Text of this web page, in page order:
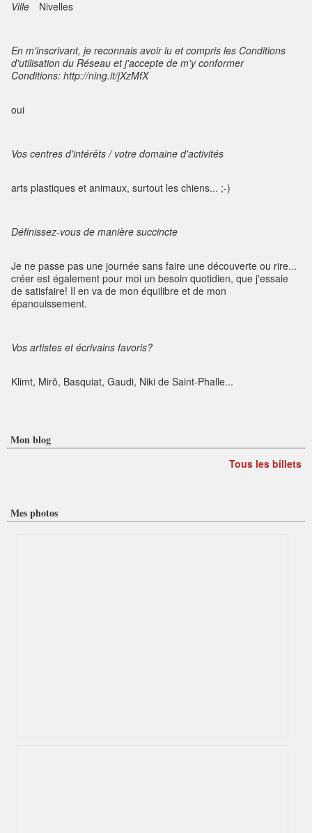
Ville Nivelles
En m'inscrivant, je reconnais avoir lu et compris les Conditions
d'utilisation du Réseau et j'accepte de m'y conformer
Conditions: http://ning.it/jXzMfX
oui
Vos centres d'intérêts / votre domaine d'activités
arts plastiques et animaux, surtout les chiens... ;-)
Définissez-vous de manière succincte
Je ne passe pas une journée sans faire une découverte ou rire...
créer est également pour moi un besoin quotidien, que j'essaie
de satisfaire! Il en va de mon équilibre et de mon
épanouissement.
Vos artistes et écrivains favoris?
Klimt, Mirõ, Basquiat, Gaudi, Niki de Saint-Phalle...
Mon blog
Tous les billets
Mes photos